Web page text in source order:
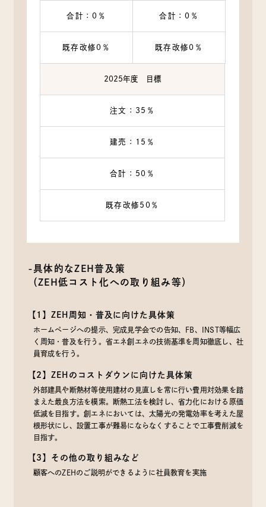
合計：0％ 合計：0％
既存改修0％ 既存改修0％
2025年度 目標
注文：35％
建売：15％
合計：50％
既存改修50％
-具体的なZEH普及策
（ZEH低コスト化への取り組み等）
【1】ZEH周知・普及に向けた具体策
ホームページへの提示、完成見学会での告知、FB、INST等幅広
く周知・普及を行う。省エネ創エネの技術基準を周知徹底し、社
員育成を行う。
【2】ZEHのコストダウンに向けた具体策
外部建具や断熱材等使用建材の見直しを常に行い費用対効果を踏
まえた最良方法を模索。断熱工法を検討し、省力化における原価
低減を目指す。創エネにおいては、太陽光の発電効率を考えた屋
根形状にし、設置工事が難易にならなくすることで工事費削減を
目指す。
【3】その他の取り組みなど
顧客へのZEHのご説明ができるように社員教育を実施